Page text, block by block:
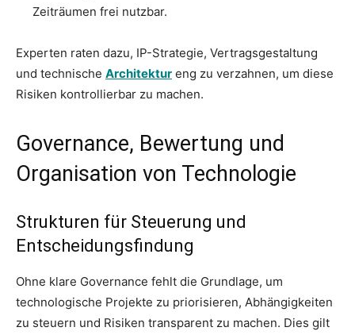
Zeiträumen frei nutzbar.
Experten raten dazu, IP-Strategie, Vertragsgestaltung
und technische Architektur eng zu verzahnen, um diese
Risiken kontrollierbar zu machen.
Governance, Bewertung und
Organisation von Technologie
Strukturen für Steuerung und
Entscheidungsfindung
Ohne klare Governance fehlt die Grundlage, um
technologische Projekte zu priorisieren, Abhängigkeiten
zu steuern und Risiken transparent zu machen. Dies gilt